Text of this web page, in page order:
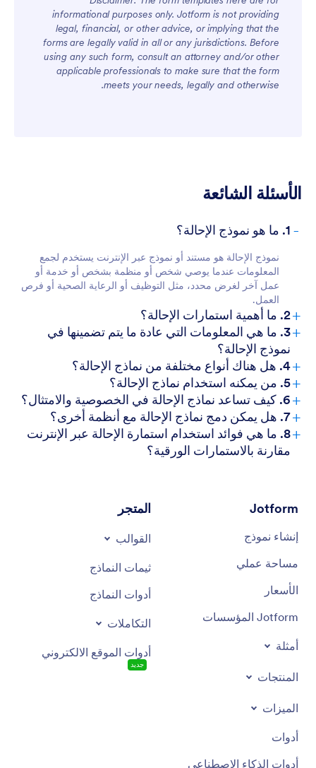
informational purposes only. Jotform is not providing
legal, financial, or other advice, or implying that the
forms are legally valid in all or any jurisdictions. Before
using any such form, consult an attorney and/or other
applicable professionals to make sure that the form
meets your needs, legally and otherwise.
الأسئلة الشائعة
- 1. ما هو نموذج الإحالة؟
نموذج الإحالة هو مستند أو نموذج عبر الإنترنت يستخدم لجمع
المعلومات عندما يوصي شخص أو منظمة بشخص أو خدمة أو
عمل آخر لغرض محدد، مثل التوظيف أو الرعاية الصحية أو فرص
العمل.
+2. ما أهمية استمارات الإحالة؟
+
3. ما هي المعلومات التي عادة ما يتم تضمينها في
نموذج الإحالة؟
+4. هل هناك أنواع مختلفة من نماذج الإحالة؟
+5. من يمكنه استخدام نماذج الإحالة؟
+6. كيف تساعد نماذج الإحالة في الخصوصية والامتثال؟
+7. هل يمكن دمج نماذج الإحالة مع أنظمة أخرى؟
+
8. ما هي فوائد استخدام استمارة الإحالة عبر الإنترنت
مقارنة بالاستمارات الورقية؟
Jotform
إنشاء نموذج
مساحة عملي
الأسعار
Jotform المؤسسات
أمثلة
المنتجات
الميزات
أدوات
أدوات الذكاء الاصطناعي
المتجر
القوالب
ثيمات النماذج
أدوات النماذج
التكاملات
أدوات الموقع الالكتروني
جديد